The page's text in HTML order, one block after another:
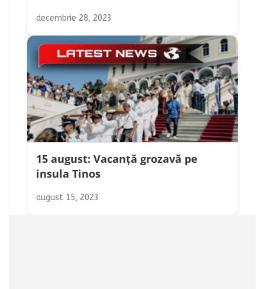
decembrie 28, 2023
15 august: Vacanță grozavă pe
insula Tinos
august 15, 2023